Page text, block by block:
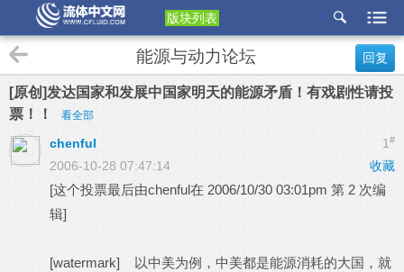
版块列表
etu
p
回复
能源与动力论坛
[原创]发达国家和发展中国家明天的能源矛盾！有戏剧性请投
票！！
看全部
1 #
chenful
收藏
2006-10-28 07:47:14
[这个投票最后由chenful在 2006/10/30 03:01pm 第 2 次编
辑]
[watermark] 以中美为例，中美都是能源消耗的大国，就